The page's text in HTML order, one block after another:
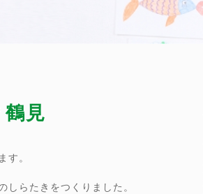
見
す。
しらたきをつくりました。